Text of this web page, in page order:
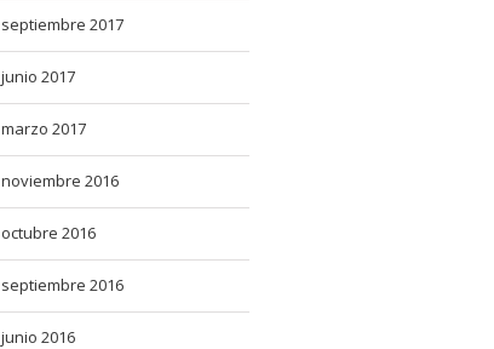
septiembre 2017
junio 2017
marzo 2017
noviembre 2016
octubre 2016
septiembre 2016
junio 2016